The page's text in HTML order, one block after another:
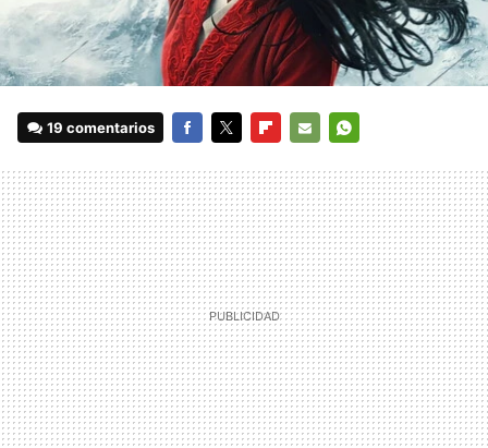
19 comentarios
MAIL